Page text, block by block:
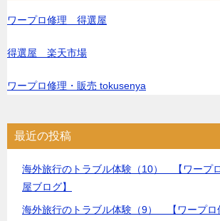
ワープロ修理 得選屋
得選屋 楽天市場
ワープロ修理・販売 tokusenya
最近の投稿
海外旅行のトラブル体験（10） 【ワープ
屋ブログ】
海外旅行のトラブル体験（9） 【ワープロ